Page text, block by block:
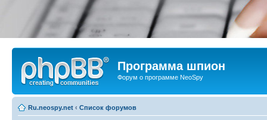
Программа шпион
Форум о программе NeoSpy
Ru.neospy.net ‹ Список форумов